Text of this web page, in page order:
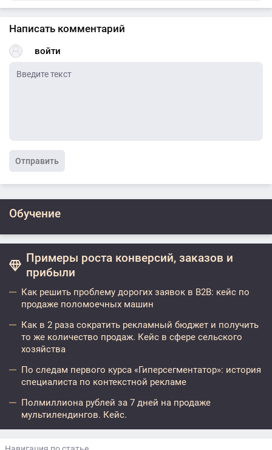
Написать комментарий
войти
Отправить
Обучение
Примеры роста конверсий, заказов и
прибыли
Как решить проблему дорогих заявок в B2B: кейс по
продаже поломоечных машин
Как в 2 раза сократить рекламный бюджет и получить
то же количество продаж. Кейс в сфере сельского
хозяйства
По следам первого курса «Гиперсегментатор»: история
специалиста по контекстной рекламе
Полмиллиона рублей за 7 дней на продаже
мультилендингов. Кейс.